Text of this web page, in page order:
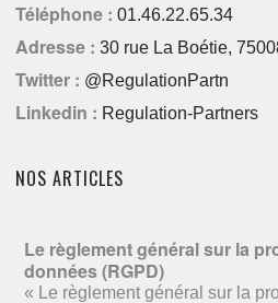
Téléphone : 01.46.22.65.34
Adresse : 30 rue La Boétie,
Twitter : @RegulationPartn
Linkedin : Regulation-Partners
NOS ARTICLES
Le règlement général sur la
données (RGPD)
« Le règlement général sur la